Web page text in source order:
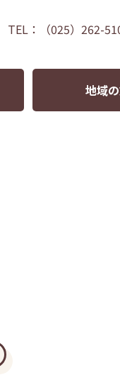
TEL：（025）262-
地域